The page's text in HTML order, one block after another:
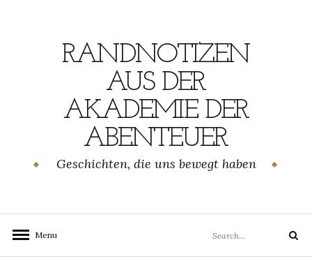
RANDNOTIZEN
AUS DER
AKADEMIE DER
ABENTEUER
Geschichten, die uns bewegt haben
Menu
for:
Search